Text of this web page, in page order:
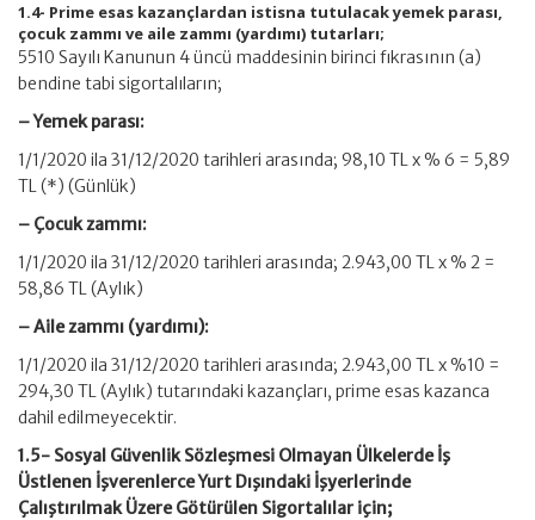
1.4- Prime esas kazançlardan istisna tutulacak yemek parası,
çocuk zammı ve aile zammı (yardımı) tutarları;
5510 Sayılı Kanunun 4 üncü maddesinin birinci fıkrasının (a)
bendine tabi sigortalıların;
– Yemek parası:
1/1/2020 ila 31/12/2020 tarihleri arasında; 98,10 TL x % 6 = 5,89
TL (*) (Günlük)
– Çocuk zammı:
1/1/2020 ila 31/12/2020 tarihleri arasında; 2.943,00 TL x % 2 =
58,86 TL (Aylık)
– Aile zammı (yardımı):
1/1/2020 ila 31/12/2020 tarihleri arasında; 2.943,00 TL x %10 =
294,30 TL (Aylık) tutarındaki kazançları, prime esas kazanca
dahil edilmeyecektir.
1.5- Sosyal Güvenlik Sözleşmesi Olmayan Ülkelerde İş
Üstlenen İşverenlerce Yurt Dışındaki İşyerlerinde
Çalıştırılmak Üzere Götürülen Sigortalılar için;